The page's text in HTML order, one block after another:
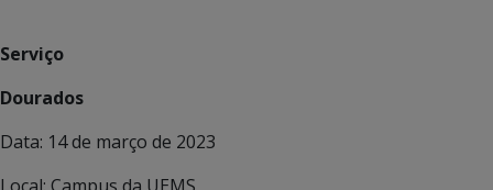
Serviço
Dourados
Data: 14 de março de 2023